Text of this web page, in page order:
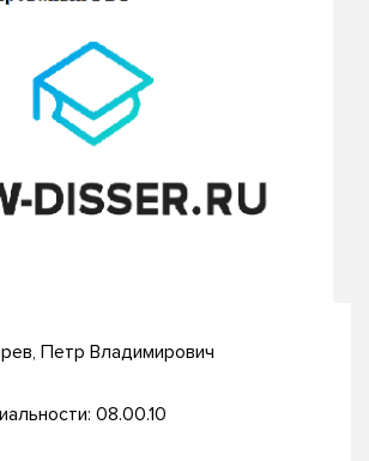
Петр Владимирович
08.00.10